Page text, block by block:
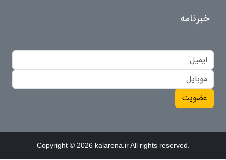
خبرنامه
عضویت
Copyright © 2026 kalarena.ir All rights reserved.